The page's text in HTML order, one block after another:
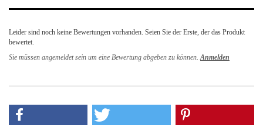
Leider sind noch keine Bewertungen vorhanden. Seien Sie der Erste, der das Produkt
bewertet.
Sie müssen angemeldet sein um eine Bewertung abgeben zu können.Anmelden